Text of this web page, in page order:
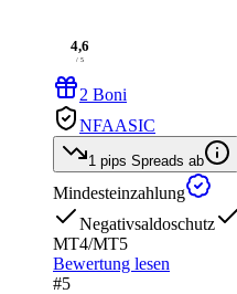
4,6
/ 5
2 Boni
NFAASIC
1 pips Spreads ab
Mindesteinzahlung
Negativsaldoschutz
MT4/MT5
Bewertung lesen
#5